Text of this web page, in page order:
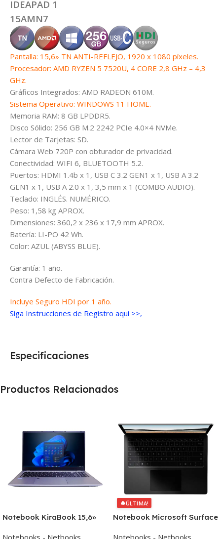
IDEAPAD 1
15AMN7
Pantalla: 15,6» TN ANTI-REFLEJO, 1920 x 1080 píxeles.
Procesador: AMD RYZEN 5 7520U, 4 CORE 2,8 GHz – 4,3
GHz.
Gráficos Integrados: AMD RADEON 610M.
Sistema Operativo: WINDOWS 11 HOME.
Memoria RAM: 8 GB LPDDR5.
Disco Sólido: 256 GB M.2 2242 PCIe 4.0×4 NVMe.
Lector de Tarjetas: SD.
Cámara Web 720P con obturador de privacidad.
Conectividad: WIFI 6, BLUETOOTH 5.2.
Puertos: HDMI 1.4b x 1, USB C 3.2 GEN1 x 1, USB A 3.2
GEN1 x 1, USB A 2.0 x 1, 3,5 mm x 1 (COMBO AUDIO).
Teclado: INGLÉS. NUMÉRICO.
Peso: 1,58 kg APROX.
Dimensiones: 360,2 x 236 x 17,9 mm APROX.
Batería: LI-PO 42 Wh.
Color: AZUL (ABYSS BLUE).
Garantía: 1 año.
Contra Defecto de Fabricación.
Incluye Seguro HDI por 1 año.
Siga Instrucciones de Registro aquí >>,
Especificaciones
Productos Relacionados
Notebook KiraBook 15,6»
🔥ÚLTIMA!
Notebook Microsoft Surface